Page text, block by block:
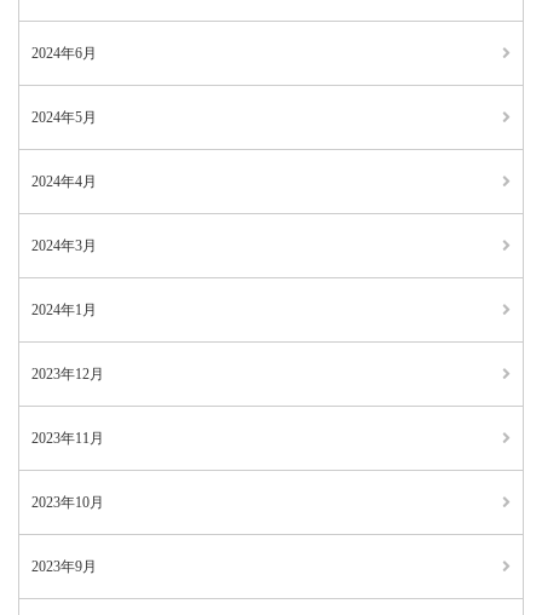
2024年6月
2024年5月
2024年4月
2024年3月
2024年1月
2023年12月
2023年11月
2023年10月
2023年9月